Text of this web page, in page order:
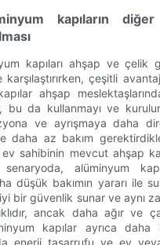
kapıların diğer
kapıları ahşap ve çelik
karşılaştırırken, çeşitli
ahşap
bu da kullanmayı ve
ve ayrışmaya daha
daha az bakım
sahibinin mevcut ahşap
alüminyum
düşük bakımın yararı ile
bir güvenlik sunar ve aynı
ancak daha ağır ve
kapılar ayrıca daha